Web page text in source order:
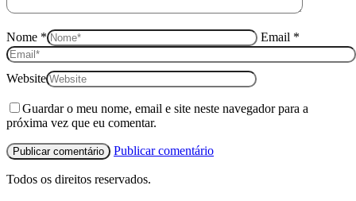
Nome * Email *
Website
Guardar o meu nome, email e site neste navegador para a
próxima vez que eu comentar.
Publicar comentário
Todos os direitos reservados.